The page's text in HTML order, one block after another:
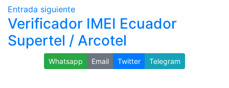
Entrada siguiente
Verificador IMEI Ecuador
Supertel / Arcotel
Whatsapp Email Twitter Telegram